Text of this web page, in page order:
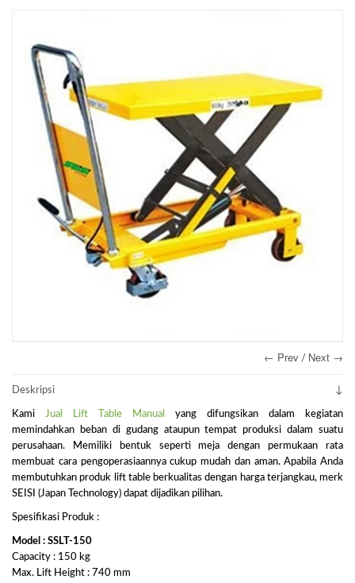
← Prev / Next →
Deskripsi
Kami Jual Lift Table Manual
yang difungsikan dalam kegiatan
memindahkan beban di gudang ataupun tempat produksi dalam suatu
perusahaan. Memiliki bentuk seperti meja dengan permukaan rata
membuat cara pengoperasiaannya cukup mudah dan aman. Apabila Anda
membutuhkan produk lift table berkualitas dengan harga terjangkau, merk
SEISI (Japan Technology) dapat dijadikan pilihan.
Spesifikasi Produk :
Model : SSLT-150
Capacity : 150 kg
Max. Lift Height : 740 mm